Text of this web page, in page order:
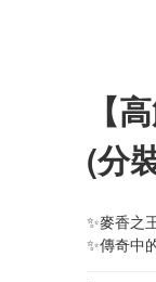
【
(分
✨麥香之
✨傳奇中